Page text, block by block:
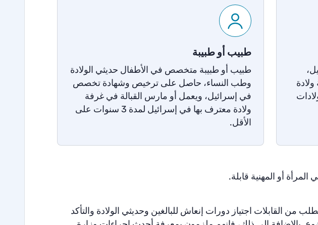
ولادة
في إسرائيل، والتي شهدت 10 ولادات
طبيب أو طبيبة
طبيب أو طبيبة متخصص في الأطفال حديثي الولادة
وطب النساء، حاصل على ترخيص وشهادة تخصص
في إسرائيل، ويعمل أو مارس القبالة في غرفة
ولادة معترف بها في إسرائيل لمدة 3 سنوات على
الأقل.
أو المهنية قابلة.
من القابلات اجتياز دورات إنعاش للبالغين وحديثي الولادة والتأكد